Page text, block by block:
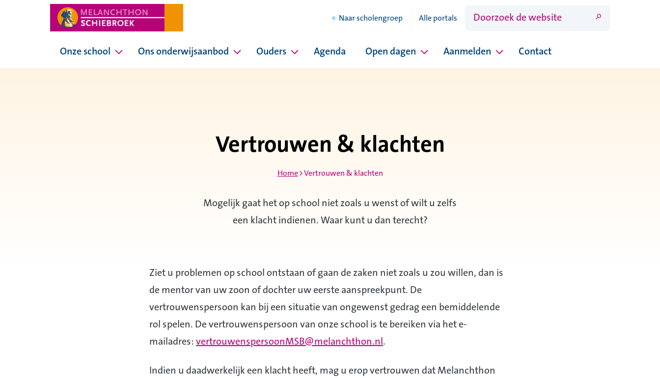
Naar scholengroep Alle portals
Onze school
Pagina's onder Onze school
Ons onderwijsaanbod
Pagina's onder Ons onderwijsaanbod
Ouders
Pagina's onder Ouders
Agenda Open dagen Aanmelden Contact
Vertrouwen & klachten
Home Vertrouwen & klachten
Mogelijk gaat het op school niet zoals u wenst of wilt u zelfs
een klacht indienen. Waar kunt u dan terecht?
Ziet u problemen op school ontstaan of gaan de zaken niet zoals u zou willen, dan is
de mentor van uw zoon of dochter uw eerste aanspreekpunt. De
vertrouwenspersoon kan bij een situatie van ongewenst gedrag een bemiddelende
rol spelen. De vertrouwenspersoon van onze school is te bereiken via het e-
mailadres: vertrouwenspersoonMSB@melanchthon.nl .
Indien u daadwerkelijk een klacht heeft, mag u erop vertrouwen dat Melanchthon